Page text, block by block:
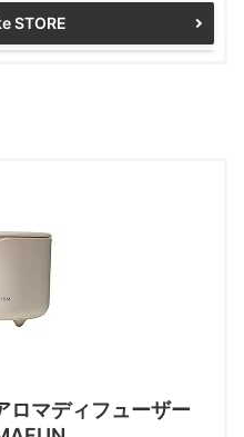
STORE
ロマディフューザー